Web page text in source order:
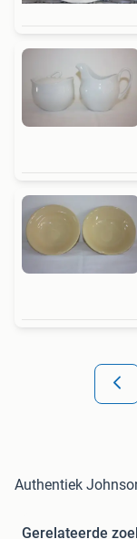
Authentiek
Gerelateerde